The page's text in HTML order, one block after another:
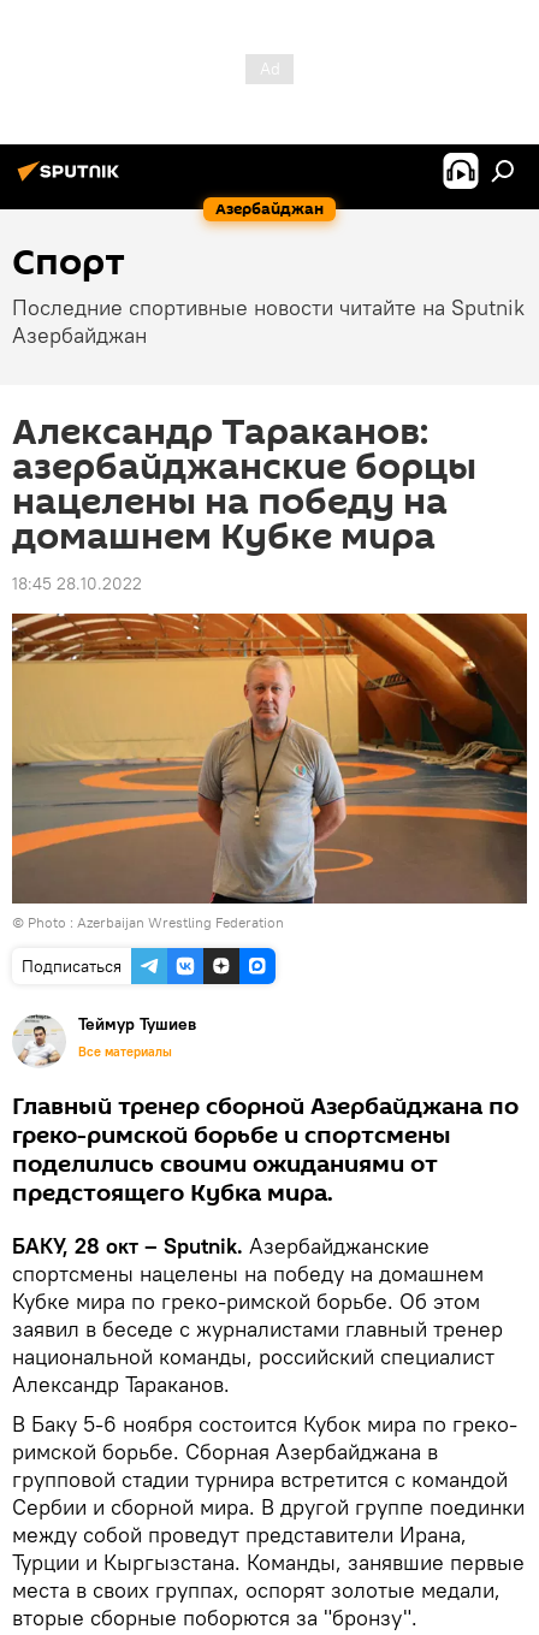
Азербайджан
Спорт
Последние спортивные новости читайте на Sputnik
Азербайджан
Александр Тараканов:
азербайджанские борцы
нацелены на победу на
домашнем Кубке мира
18:45 28.10.2022
© Photo : Azerbaijan Wrestling Federation
Подписаться
Теймур Тушиев
Все материалы
Главный тренер сборной Азербайджана по
греко-римской борьбе и спортсмены
поделились своими ожиданиями от
предстоящего Кубка мира.
БАКУ, 28 окт – Sputnik. Азербайджанские
спортсмены нацелены на победу на домашнем
Кубке мира по греко-римской борьбе. Об этом
заявил в беседе с журналистами главный тренер
национальной команды, российский специалист
Александр Тараканов.
В Баку 5-6 ноября состоится Кубок мира по греко-
римской борьбе. Сборная Азербайджана в
групповой стадии турнира встретится с командой
Сербии и сборной мира. В другой группе поединки
между собой проведут представители Ирана,
Турции и Кыргызстана. Команды, занявшие первые
места в своих группах, оспорят золотые медали,
вторые сборные поборются за "бронзу".